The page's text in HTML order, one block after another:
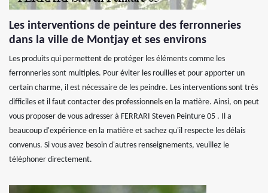
Les interventions de peinture des ferronneries
dans la ville de Montjay et ses environs
Les produits qui permettent de protéger les éléments comme les
ferronneries sont multiples. Pour éviter les rouilles et pour apporter un
certain charme, il est nécessaire de les peindre. Les interventions sont très
difficiles et il faut contacter des professionnels en la matière. Ainsi, on peut
vous proposer de vous adresser à FERRARI Steven Peinture 05 . Il a
beaucoup d'expérience en la matière et sachez qu'il respecte les délais
convenus. Si vous avez besoin d'autres renseignements, veuillez le
téléphoner directement.